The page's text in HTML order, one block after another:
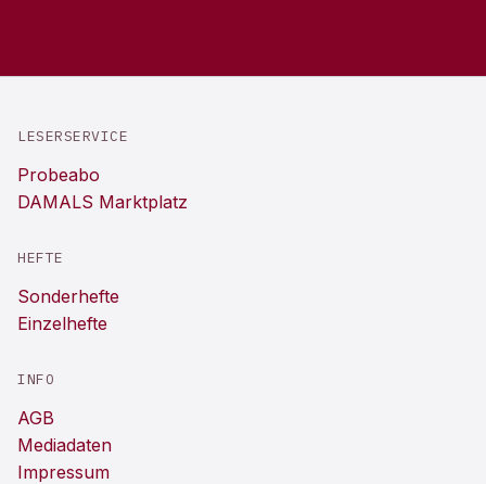
LESERSERVICE
Probeabo
DAMALS Marktplatz
HEFTE
Sonderhefte
Einzelhefte
INFO
AGB
Mediadaten
Impressum